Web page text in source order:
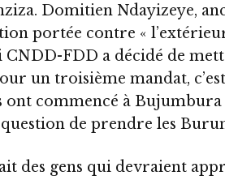
Domitien Ndayizeye,
portée contre «
FDD a décidé de
un troisième mandat,
ont commencé à Bujumbura
question de prendre les
des gens qui devraient